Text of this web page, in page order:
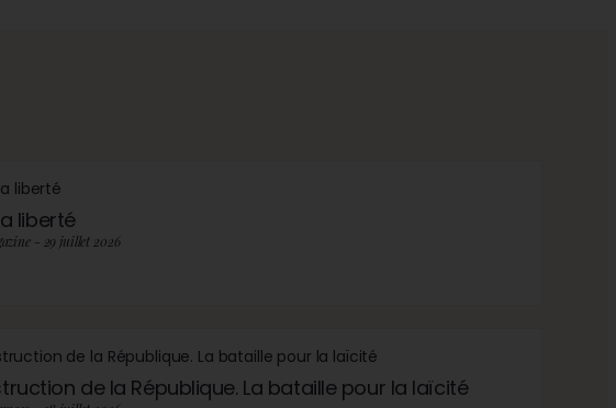
liberté
- 29 juillet 2026
de la République. La bataille pour la laïcité